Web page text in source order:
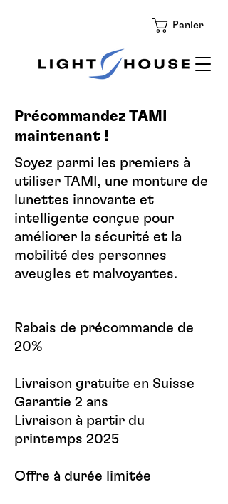
Panier
Précommandez TAMI
maintenant !
Soyez parmi les premiers à
utiliser TAMI, une monture de
lunettes innovante et
intelligente conçue pour
améliorer la sécurité et la
mobilité des personnes
aveugles et malvoyantes.
Rabais de précommande de
20%
Livraison gratuite en Suisse
Garantie 2 ans
Livraison à partir du
printemps 2025
Offre à durée limitée